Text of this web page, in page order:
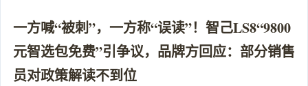
一方喊“被刺”，一方称“误读”！智己LS8“9800
元智选包免费”引争议，品牌方回应：部分销售
员对政策解读不到位